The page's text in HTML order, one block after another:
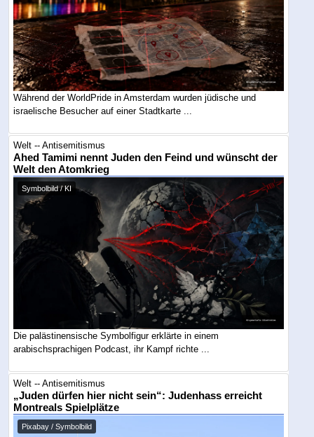
Während der WorldPride in Amsterdam wurden jüdische und
israelische Besucher auf einer Stadtkarte ...
Welt -- Antisemitismus
Ahed Tamimi nennt Juden den Feind und wünscht der
Welt den Atomkrieg
Symbolbild / KI
Die palästinensische Symbolfigur erklärte in einem
arabischsprachigen Podcast, ihr Kampf richte ...
Welt -- Antisemitismus
„Juden dürfen hier nicht sein“: Judenhass erreicht
Montreals Spielplätze
Pixabay / Symbolbild